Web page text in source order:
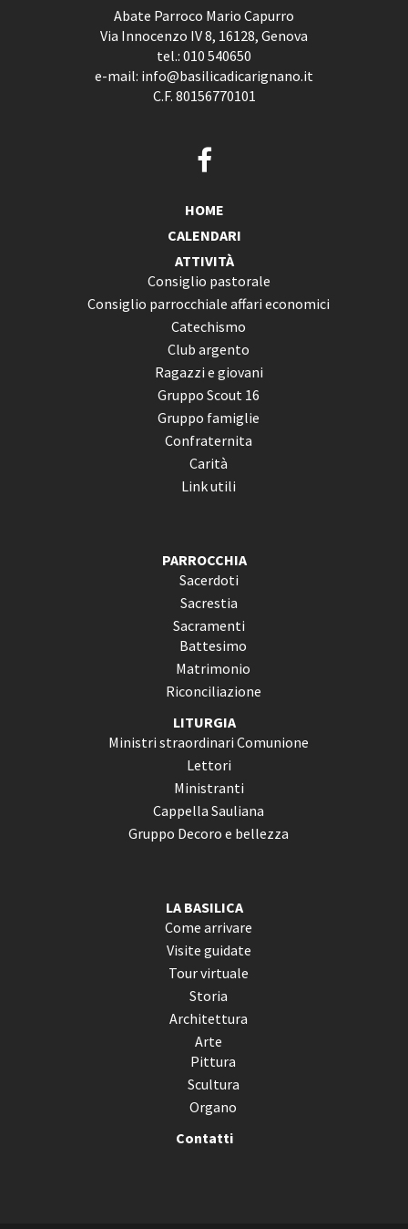
Abate Parroco Mario Capurro
Via Innocenzo IV 8, 16128, Genova
tel.: 010 540650
e-mail: info@basilicadicarignano.it
C.F. 80156770101
HOME
CALENDARI
ATTIVITÀ
Consiglio pastorale
Consiglio parrocchiale affari economici
Catechismo
Club argento
Ragazzi e giovani
Gruppo Scout 16
Gruppo famiglie
Confraternita
Carità
Link utili
PARROCCHIA
Sacerdoti
Sacrestia
Sacramenti
Battesimo
Matrimonio
Riconciliazione
LITURGIA
Ministri straordinari Comunione
Lettori
Ministranti
Cappella Sauliana
Gruppo Decoro e bellezza
LA BASILICA
Come arrivare
Visite guidate
Tour virtuale
Storia
Architettura
Arte
Pittura
Scultura
Organo
Contatti